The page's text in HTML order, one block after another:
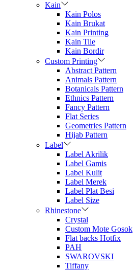
Kain
Kain Polos
Kain Brukat
Kain Printing
Kain Tile
Kain Bordir
Custom Printing
Abstract Pattern
Animals Pattern
Botanicals Pattern
Ethnics Pattern
Fancy Pattern
Flat Series
Geometries Pattern
Hijab Pattern
Label
Label Akrilik
Label Gamis
Label Kulit
Label Merek
Label Plat Besi
Label Size
Rhinestone
Crystal
Custom Mote Gosok
Flat backs Hotfix
PAH
SWAROVSKI
Tiffany